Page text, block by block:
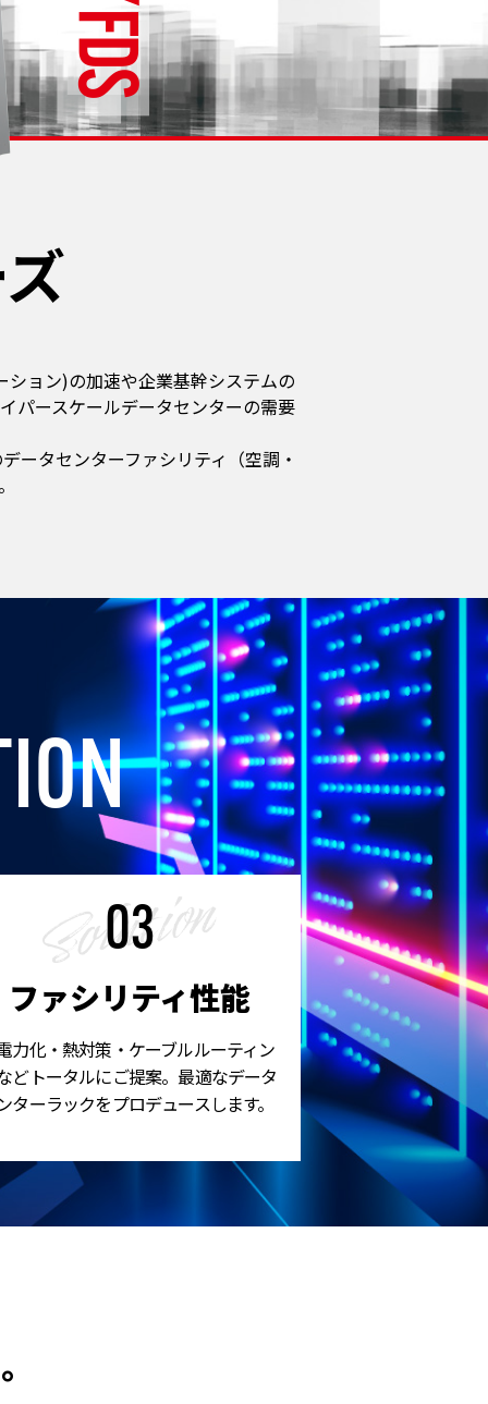
ション)の加速や企業基幹システムの
パースケールデータセンターの需要
ータセンターファシリティ（空調・
ION
03
ファシリティ性能
力化・熱対策・ケーブルルーティン
どトータルにご提案。最適なデータ
ターラックをプロデュースします。